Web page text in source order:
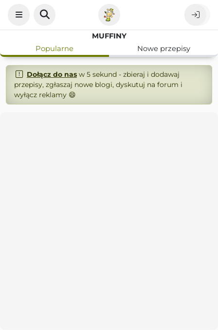
MUFFINY
Popularne
Nowe przepisy
Dołącz do nasw 5 sekund - zbieraj i dodawaj
przepisy, zgłaszaj nowe blogi, dyskutuj na forum i
wyłącz reklamy 😄